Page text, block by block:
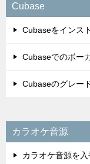
Cubase
Cubaseをインス
Cubaseでのボー
Cubaseのグレー
カラオケ音源
カラオケ音源を